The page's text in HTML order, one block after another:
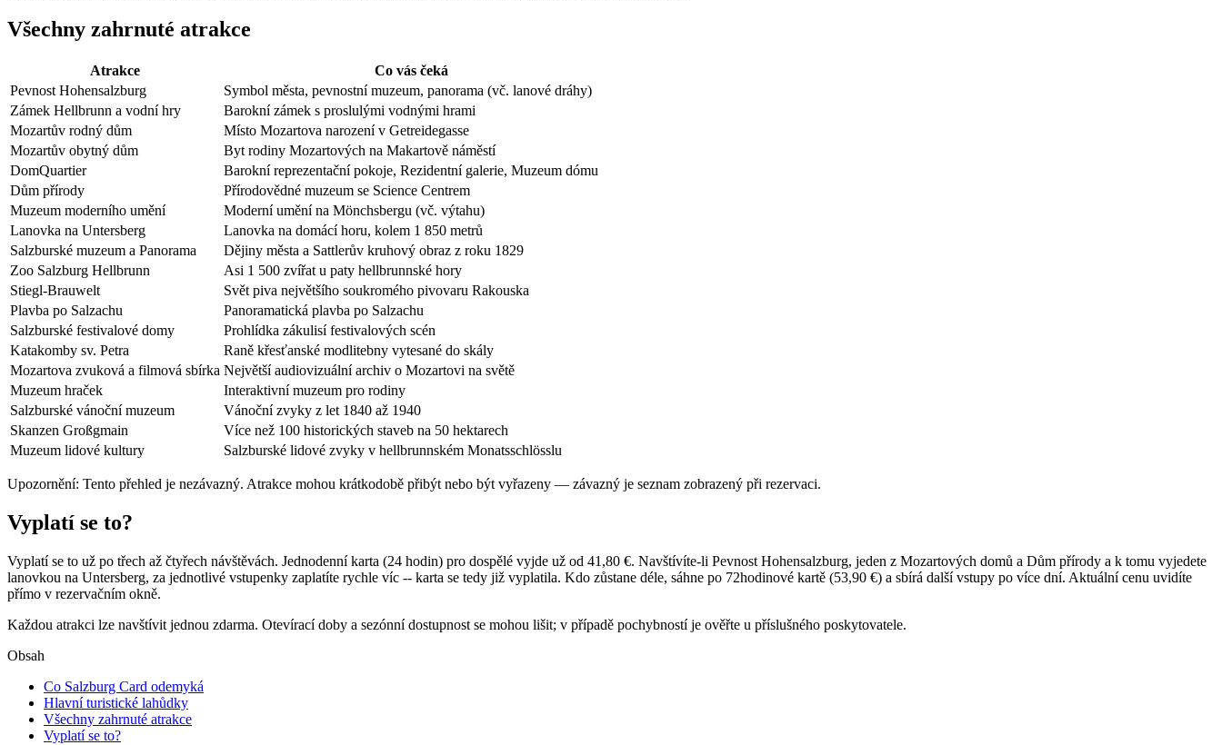
Všechny zahrnuté atrakce
Atrakce
Co vás čeká
Pevnost Hohensalzburg
Symbol města, pevnostní muzeum, panorama (vč. lanové dráhy)
Zámek Hellbrunn a vodní hry
Barokní zámek s proslulými vodnými hrami
Mozartův rodný dům
Místo Mozartova narození v Getreidegasse
Mozartův obytný dům
Byt rodiny Mozartových na Makartově náměstí
DomQuartier
Barokní reprezentační pokoje, Rezidentní galerie, Muzeum dómu
Dům přírody
Přírodovědné muzeum se Science Centrem
Muzeum moderního umění
Moderní umění na Mönchsbergu (vč. výtahu)
Lanovka na Untersberg
Lanovka na domácí horu, kolem 1 850 metrů
Salzburské muzeum a Panorama
Dějiny města a Sattlerův kruhový obraz z roku 1829
Zoo Salzburg Hellbrunn
Asi 1 500 zvířat u paty hellbrunnské hory
Stiegl-Brauwelt
Svět piva největšího soukromého pivovaru Rakouska
Plavba po Salzachu
Panoramatická plavba po Salzachu
Salzburské festivalové domy
Prohlídka zákulisí festivalových scén
Katakomby sv. Petra
Raně křesťanské modlitebny vytesané do skály
Mozartova zvuková a filmová sbírka Největší audiovizuální archiv o Mozartovi na světě
Muzeum hraček
Interaktivní muzeum pro rodiny
Salzburské vánoční muzeum
Vánoční zvyky z let 1840 až 1940
Skanzen Großgmain
Více než 100 historických staveb na 50 hektarech
Muzeum lidové kultury
Salzburské lidové zvyky v hellbrunnském Monatsschlösslu
Upozornění: Tento přehled je nezávazný. Atrakce mohou krátkodobě přibýt nebo být vyřazeny — závazný je seznam zobrazený při rezervaci.
Vyplatí se to?
Vyplatí se to už po třech až čtyřech návštěvách. Jednodenní karta (24 hodin) pro dospělé vyjde už od 41,80 €. Navštívíte-li Pevnost Hohensalzburg, jeden z Mozartových domů a Dům přírody a k tomu vyjedete
lanovkou na Untersberg, za jednotlivé vstupenky zaplatíte rychle víc -- karta se tedy již vyplatila. Kdo zůstane déle, sáhne po 72hodinové kartě (53,90 €) a sbírá další vstupy po více dní. Aktuální cenu uvidíte
přímo v rezervačním okně.
Každou atrakci lze navštívit jednou zdarma. Otevírací doby a sezónní dostupnost se mohou lišit; v případě pochybností je ověřte u příslušného poskytovatele.
Obsah
Co Salzburg Card odemyká
Hlavní turistické lahůdky
Všechny zahrnuté atrakce
Vyplatí se to?